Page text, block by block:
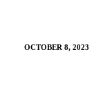
OCTOBER 8, 2023